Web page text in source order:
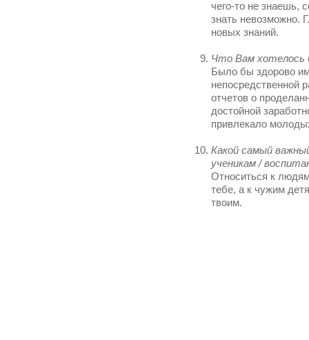
чего-то не знаешь,
знать невозможно.
новых знаний.
Что Вам хотелось
Было бы здорово
непосредственной
отчетов о
достойной
привлекало
Какой самый
ученикам /
Относиться к
тебе, а к чужим
твоим.